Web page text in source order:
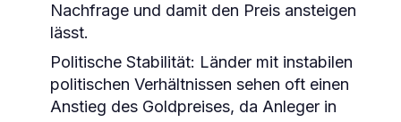
Nachfrage und damit den Preis ansteigen
lässt.
Politische Stabilität: Länder mit instabilen
politischen Verhältnissen sehen oft einen
Anstieg des Goldpreises, da Anleger in